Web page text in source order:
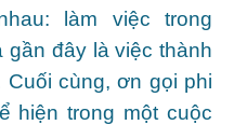
làm việc trong
đây là việc thành
cùng, ơn gọi phi
hiện trong một cuộc